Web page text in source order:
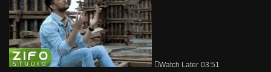
Watch Later 03:51